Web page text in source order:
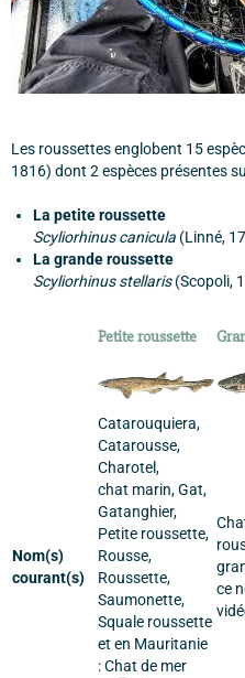
Les roussettes englobent 15
1816) dont 2 espèces présentes
La petite roussette
Scyliorhinus canicula (Linné,
La grande roussette
Scyliorhinus stellaris(Scopoli,
Petite roussette
Nom(s)
courant(s)
Catarouquiera,
Catarousse,
Charotel,
chat marin, Gat,
Gatanghier,
Petite roussette,
Rousse,
Roussette,
Saumonette,
Squale roussette
et en Mauritanie
: Chat de mer
ce